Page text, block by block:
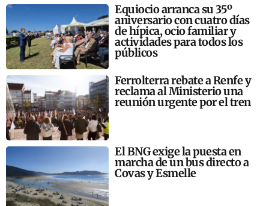
Equiocio arranca su 35º
aniversario con cuatro días
de hípica, ocio familiar y
actividades para todos los
públicos
Ferrolterra rebate a Renfe y
reclama al Ministerio una
reunión urgente por el tren
El BNG exige la puesta en
marcha de un bus directo a
Covas y Esmelle